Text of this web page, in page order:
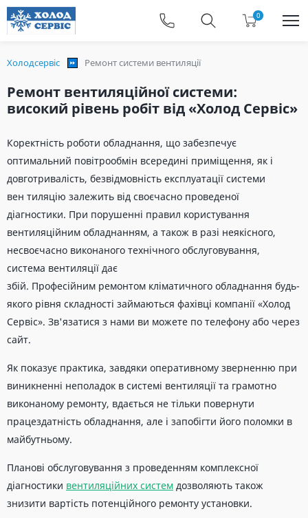
0
Холодсервіс Ремонт системи вентиляції
Ремонт вентиляційної системи:
високий рівень робіт від «Холод Сервіс»
Коректність роботи обладнання, що забезпечує
оптимальний повітрообмін всередині приміщення, як і
довготривалість, безвідмовність експлуатації системи
вен тиляцію залежить від своєчасно проведеної
діагностики. При порушенні правил користування
вентиляційним обладнанням, а також в разі неякісного,
несвоєчасно виконаного технічного обслуговування,
система вентиляції дає
збій. Професійним ремонтом кліматичного обладнання будь-
якого рівня складності займаються фахівці компанії «Холод
Сервіс». Зв'язатися з нами ви можете по телефону або через
сайт.
Як показує практика, завдяки оперативному зверненню при
виникненні неполадок в системі вентиляції та грамотно
виконаному ремонту, вдається не тільки повернути
працездатність обладнання, але і запобігти його поломки в
майбутньому.
Планові обслуговування з проведенням комплексної
діагностики вентиляційних систем дозволяють також
знизити вартість потенційного ремонту установки.